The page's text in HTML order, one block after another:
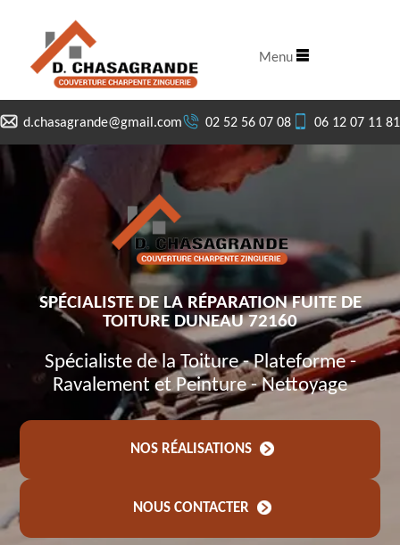
d.chasagrande@gmail.com 02 52 56 07 08 06 12 07 11 81
Menu
SPÉCIALISTE DE LA RÉPARATION FUITE DE
TOITURE DUNEAU 72160
Spécialiste de la Toiture - Plateforme -
Ravalement et Peinture - Nettoyage
NOS RÉALISATIONS
NOUS CONTACTER